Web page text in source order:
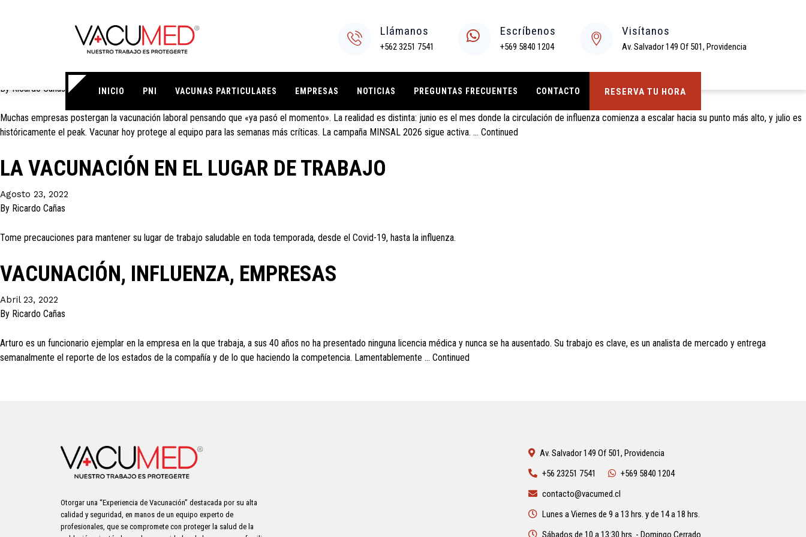
Llámanos
+562 3251 7541
Escríbenos
+569 5840 1204
Visítanos
Av. Salvador 149 Of 501, Providencia
INICIO PNI VACUNAS PARTICULARES EMPRESAS NOTICIAS PREGUNTAS FRECUENTES CONTACTO RESERVA TU HORA
Vacunación laboral en junio: por qué aún vale la pena proteger a tu equipo
By Ricardo Cañas
Muchas empresas postergan la vacunación laboral pensando que «ya pasó el momento». La realidad es distinta: junio es el mes donde la circulación de influenza comienza a escalar hacia su punto más alto, y julio es
históricamente el peak. Vacunar hoy protege al equipo para las semanas más críticas. La campaña MINSAL 2026 sigue activa. … Continued
LA VACUNACIÓN EN EL LUGAR DE TRABAJO
Agosto 23, 2022
By Ricardo Cañas
Tome precauciones para mantener su lugar de trabajo saludable en toda temporada, desde el Covid-19, hasta la influenza.
VACUNACIÓN, INFLUENZA, EMPRESAS
Abril 23, 2022
By Ricardo Cañas
Arturo es un funcionario ejemplar en la empresa en la que trabaja, a sus 40 años no ha presentado ninguna licencia médica y nunca se ha ausentado. Su trabajo es clave, es un analista de mercado y entrega
semanalmente el reporte de los estados de la compañía y de lo que haciendo la competencia. Lamentablemente … Continued
Otorgar una “Experiencia de Vacunación” destacada por su alta
calidad y seguridad, en manos de un equipo experto de
profesionales, que se compromete con proteger la salud de la
Av. Salvador 149 Of 501, Providencia
+56 23251 7541
+569 5840 1204
contacto@vacumed.cl
Lunes a Viernes de 9 a 13 hrs. y de 14 a 18 hrs.
Sábados de 10 a 13:30 hrs. - Domingo Cerrado